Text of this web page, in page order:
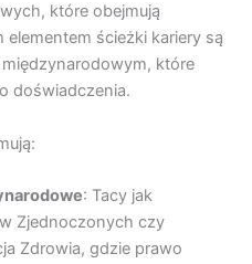
które obejmują
ścieżki kariery są
które
doświadczenia.
: Tacy jak
Zjednoczonych czy
Zdrowia, gdzie prawo